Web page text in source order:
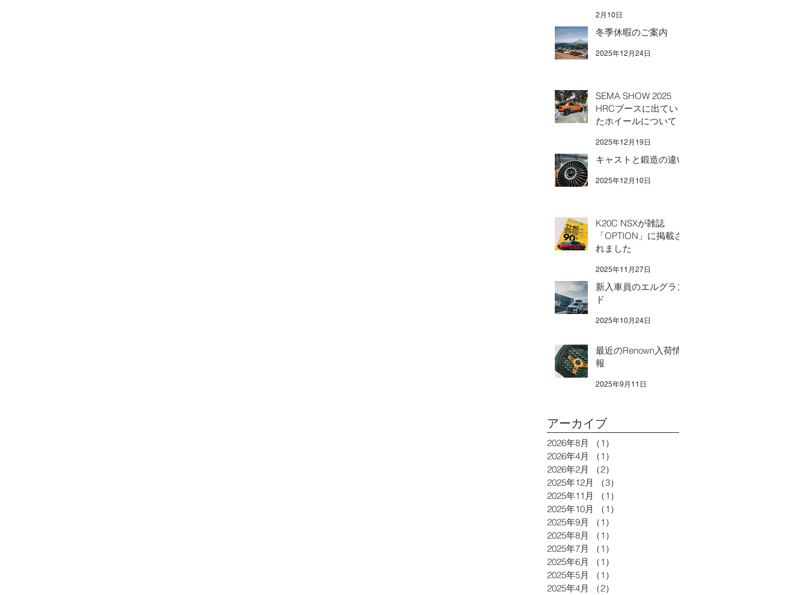
2月10日
冬季休暇のご案内
2025年12月24日
SEMA SHOW 2025
HRCブースに出てい
たホイールについて
2025年12月19日
キャストと鍛造の違い
2025年12月10日
K20C NSXが雑誌
「OPTION」に掲載さ
れました
2025年11月27日
新入車員のエルグラン
ド
2025年10月24日
最近のRenown入荷情
報
2025年9月11日
アーカイブ
2026年8月 （1）
2026年4月
（1）
2026年2月
（2）
2025年12月
（3）
2025年11月
（1）
2025年10月
（1）
2025年9月
（1）
2025年8月
（1）
2025年7月
（1）
2025年6月
（1）
2025年5月
（1）
2025年4月
（2）